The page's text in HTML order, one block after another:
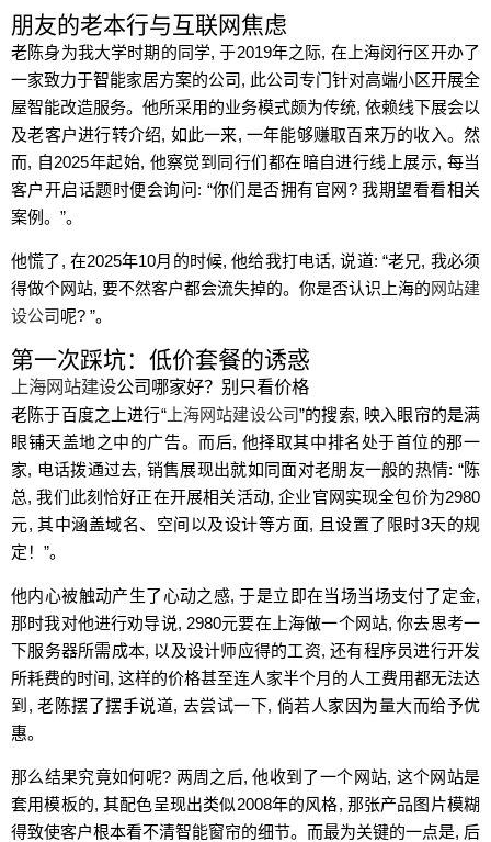
朋友的老本行与互联网焦虑
老陈身为我大学时期的同学, 于2019年之际, 在上海闵行区开办了
一家致力于智能家居方案的公司, 此公司专门针对高端小区开展全
屋智能改造服务。他所采用的业务模式颇为传统, 依赖线下展会以
及老客户进行转介绍, 如此一来, 一年能够赚取百来万的收入。然
而, 自2025年起始, 他察觉到同行们都在暗自进行线上展示, 每当
客户开启话题时便会询问: “你们是否拥有官网? 我期望看看相关
案例。”。
他慌了, 在2025年10月的时候, 他给我打电话, 说道: “老兄, 我必须
得做个网站, 要不然客户都会流失掉的。你是否认识上海的网站建
设公司呢? ”。
第一次踩坑：低价套餐的诱惑
上海网站建设公司哪家好？别只看价格
老陈于百度之上进行“上海网站建设公司”的搜索, 映入眼帘的是满
眼铺天盖地之中的广告。而后, 他择取其中排名处于首位的那一
家, 电话拨通过去, 销售展现出就如同面对老朋友一般的热情: “陈
总, 我们此刻恰好正在开展相关活动, 企业官网实现全包价为2980
元, 其中涵盖域名、空间以及设计等方面, 且设置了限时3天的规
定！”。
他内心被触动产生了心动之感, 于是立即在当场当场支付了定金,
那时我对他进行劝导说, 2980元要在上海做一个网站, 你去思考一
下服务器所需成本, 以及设计师应得的工资, 还有程序员进行开发
所耗费的时间, 这样的价格甚至连人家半个月的人工费用都无法达
到, 老陈摆了摆手说道, 去尝试一下, 倘若人家因为量大而给予优
惠。
那么结果究竟如何呢? 两周之后, 他收到了一个网站, 这个网站是
套用模板的, 其配色呈现出类似2008年的风格, 那张产品图片模糊
得致使客户根本看不清智能窗帘的细节。而最为关键的一点是, 后